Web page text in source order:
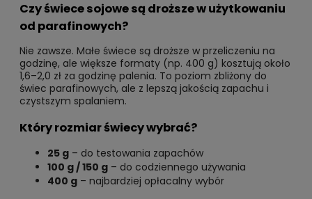
Czy świece sojowe są droższe w użytkowaniu
od parafinowych?
Nie zawsze. Małe świece są droższe w przeliczeniu na
godzinę, ale większe formaty (np. 400 g) kosztują około
1,6–2,0 zł za godzinę palenia. To poziom zbliżony do
świec parafinowych, ale z lepszą jakością zapachu i
czystszym spalaniem.
Który rozmiar świecy wybrać?
25 g – do testowania zapachów
100 g / 150 g – do codziennego używania
400 g – najbardziej opłacalny wybór